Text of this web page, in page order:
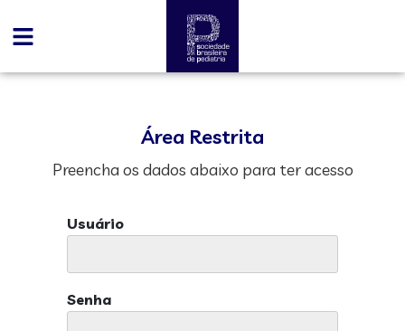
Área Restrita
Preencha os dados abaixo para ter acesso
Usuário
Senha